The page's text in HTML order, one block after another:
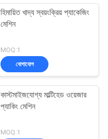
হিমায়িত খাদ্য স্বয়ংক্রিয় প্যাকেজিং
মেশিন
MOQ:1
যোগাযোগ
কাস্টমাইজযোগ্য মাল্টিহেড ওয়েজার
প্যাকিং মেশিন
MOQ:1